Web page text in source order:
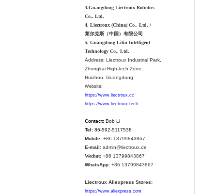
3.Guangdong Liectroux Robotics
Co., Ltd.
4. Liectroux (China) Co., Ltd. /
莱尔克斯（中国）有限公司
5. Guangdong Lilin Intelligent
Technology Co., Ltd.
Address: Liectroux Industrial Park,
Zhongkai High-tech Zone,
Huizhou, Guangdong
Website:
https://www.liectroux.cc
https://www.liectroux.tech
Contact:Bob Li
Tel:86-592-5117538
Mobile:+86 13799843867
E-mail: admin@liectroux.de
Wechat: +86 13799843867
WhatsApp:+86 13799843867
Liectroux Aliexpress Stores:
https://www.aliexpress.com